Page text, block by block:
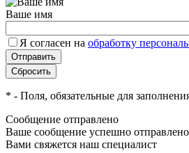
Ваше имя
Я согласен на обработку
* - Поля, обязательные для
Сообщение отправлено
Ваше сообщение успешно
Вами свяжется наш специалист